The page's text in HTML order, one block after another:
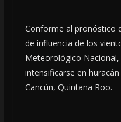
Conforme al pronóstico
de influencia de los
Meteorológico
intensificarse en
Cancún, Quintana Roo.